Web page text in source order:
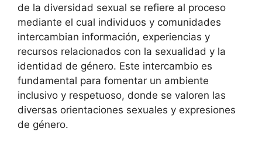
de la diversidad sexual se refiere al proceso
mediante el cual individuos y comunidades
intercambian información, experiencias y
recursos relacionados con la sexualidad y la
identidad de género. Este intercambio es
fundamental para fomentar un ambiente
inclusivo y respetuoso, donde se valoren las
diversas orientaciones sexuales y expresiones
de género.